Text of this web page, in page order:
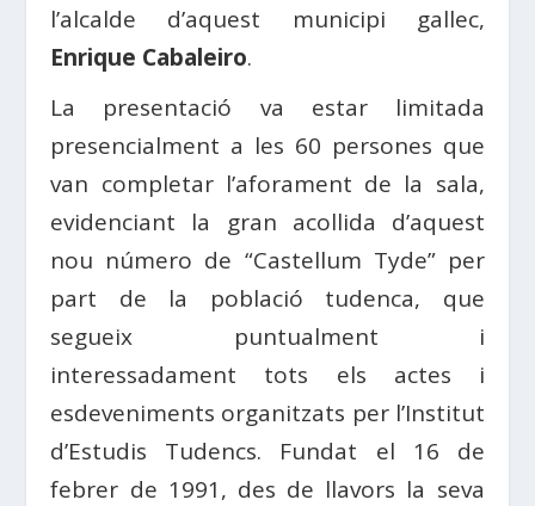
l’alcalde d’aquest municipi gallec,
Enrique Cabaleiro.
La presentació va estar limitada
presencialment a les 60 persones que
van completar l’aforament de la sala,
evidenciant la gran acollida d’aquest
nou número de “Castellum Tyde” per
part de la població tudenca, que
segueix puntualment i
interessadament tots els actes i
esdeveniments organitzats per l’Institut
d’Estudis Tudencs. Fundat el 16 de
febrer de 1991, des de llavors la seva